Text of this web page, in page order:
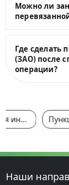
Можно ли
Где сделать
(ЗАО) после
операции?
Периартикулярная инъекция
Наши